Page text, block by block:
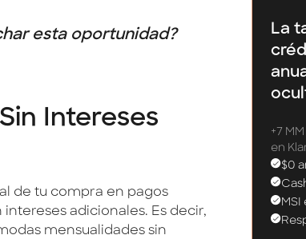
esta oportunidad?
Intereses
de tu compra en pagos
adicionales. Es decir,
mensualidades sin
La
+7
en
$0